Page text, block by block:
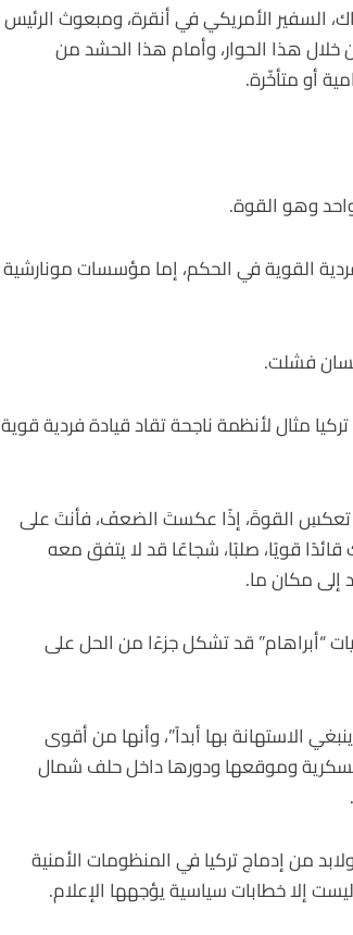
السفير الأمريكي في أنقرة، ومبعوث الرئيس
خلال هذا الحوار، وأمام هذا الحشد من
أو متأخّرة.
وهو القوة.
القوية في الحكم، إما مؤسسات مونارشية
فشلت.
مثال لأنظمة ناجحة تقاد قيادة فردية قوية
تعكسِ القوةَ، إذًا عكستَ الضعفَ، فأنتَ على
قويًا، صلبًا، شجاعًا قد لا يتفق معه
إلى مكان ما.
“أبراهام” قد تشكل جزءًا من الحل على
الاستهانة بها أبداً”، وأنها من أقوى
وموقعها ودورها داخل حلف شمال
من إدماج تركيا في المنظومات الأمنية
إلا خطابات سياسية يؤجهها الإعلام.